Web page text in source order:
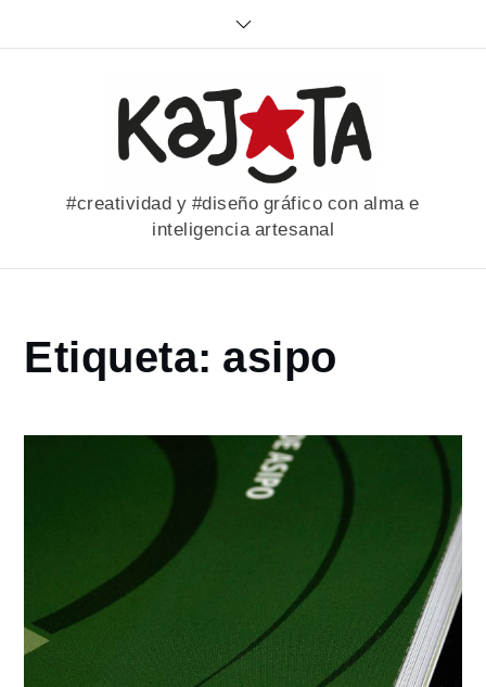
#creatividad y #diseño gráfico con alma e
inteligencia artesanal
Home
portfolio
Etiqueta: asipo